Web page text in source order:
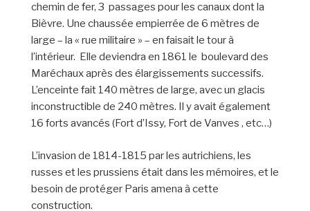
chemin de fer, 3 passages pour les canaux dont la
Bièvre. Une chaussée empierrée de 6 mètres de
large – la « rue militaire » – en faisait le tour à
l’intérieur. Elle deviendra en 1861 le boulevard des
Maréchaux après des élargissements successifs.
L’enceinte fait 140 mètres de large, avec un glacis
inconstructible de 240 mètres. Il y avait également
16 forts avancés (Fort d’Issy, Fort de Vanves , etc…)
L’invasion de 1814-1815 par les autrichiens, les
russes et les prussiens était dans les mémoires, et le
besoin de protéger Paris amena à cette
construction.